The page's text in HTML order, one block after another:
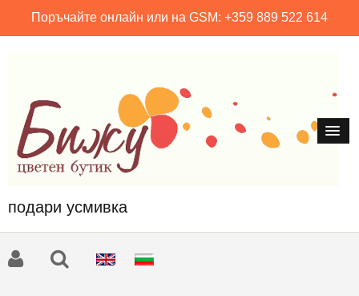
Поръчайте онлайн или на GSM: +359 889 522 614
подари усмивка